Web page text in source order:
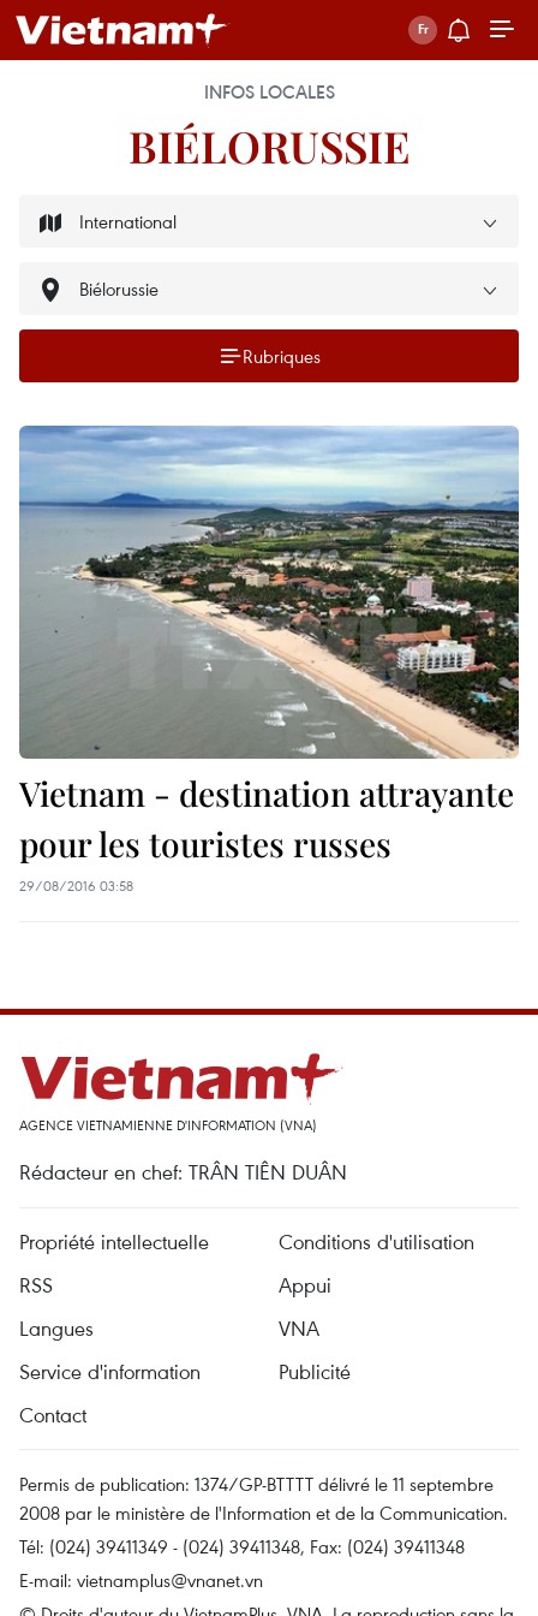
INFOS LOCALES
BIÉLORUSSIE
Rubriques
Vietnam - destination attrayante
pour les touristes russes
29/08/2016 03:58
AGENCE VIETNAMIENNE D'INFORMATION (VNA)
Rédacteur en chef: TRÂN TIÊN DUÂN
Propriété intellectuelle
Conditions d'utilisation
RSS
Appui
Langues
VNA
Service d'information
Publicité
Contact
Permis de publication: 1374/GP-BTTTT délivré le 11 septembre
2008 par le ministère de l'Information et de la Communication.
Tél: (024) 39411349 - (024) 39411348, Fax: (024) 39411348
E-mail: vietnamplus@vnanet.vn